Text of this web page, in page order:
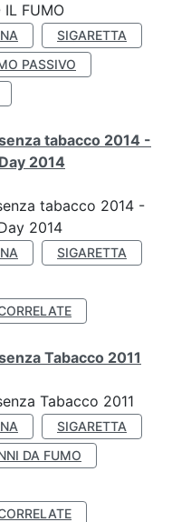
IL FUMO
SIGARETTA
PASSIVO
tabacco 2014 -
2014
tabacco 2014 -
2014
SIGARETTA
Tabacco 2011
Tabacco 2011
SIGARETTA
DA FUMO